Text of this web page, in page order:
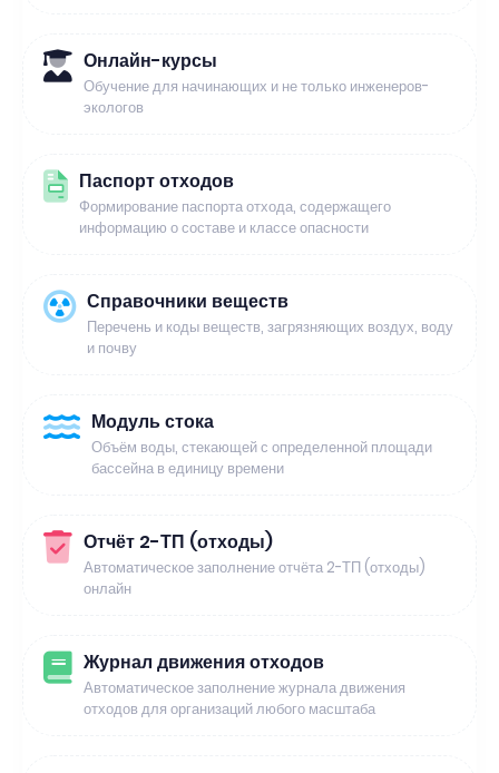
Онлайн-курсы
Обучение для начинающих и не только инженеров-
экологов
Паспорт отходов
Формирование паспорта отхода, содержащего
информацию о составе и классе опасности
Справочники веществ
Перечень и коды веществ, загрязняющих воздух, воду
и почву
Модуль стока
Объём воды, стекающей с определенной площади
бассейна в единицу времени
Отчёт 2-ТП (отходы)
Автоматическое заполнение отчёта 2-ТП (отходы)
онлайн
Журнал движения отходов
Автоматическое заполнение журнала движения
отходов для организаций любого масштаба